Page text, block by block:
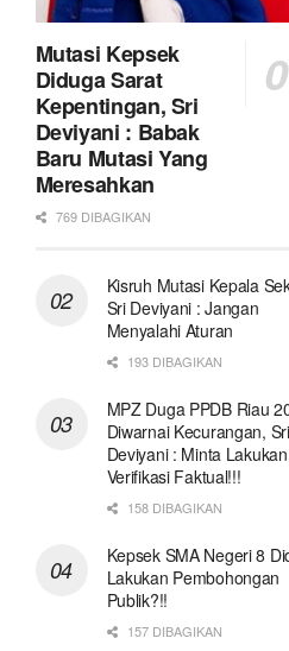
Mutasi Kepsek
Diduga Sarat
Kepentingan, Sri
Deviyani : Babak
Baru Mutasi Yang
Meresahkan
769 DIBAGIKAN
Kisruh Mutasi Kepala
Sri Deviyani : Jangan
Menyalahi Aturan
193 DIBAGIKAN
MPZ Duga PPDB Riau
Diwarnai Kecurangan, Sri
Deviyani : Minta Lakukan
Verifikasi Faktual!!!
158 DIBAGIKAN
Kepsek SMA Negeri 8
Lakukan Pembohongan
Publik?!!
157 DIBAGIKAN